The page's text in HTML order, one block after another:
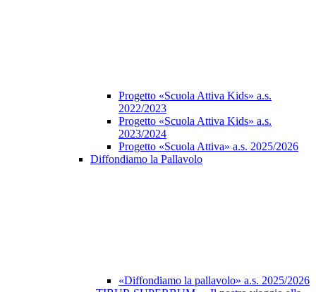
Progetto «Scuola Attiva Kids» a.s.
2022/2023
Progetto «Scuola Attiva Kids» a.s.
2023/2024
Progetto «Scuola Attiva» a.s. 2025/2026
Diffondiamo la Pallavolo
«Diffondiamo la pallavolo» a.s. 2025/2026